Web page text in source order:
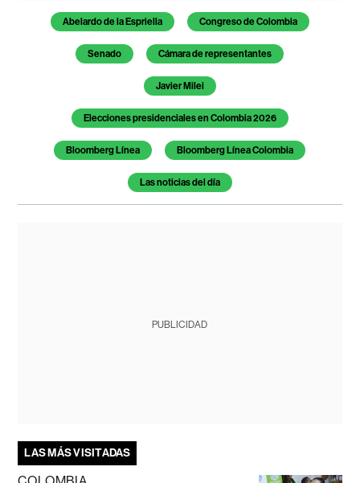
Temas de este artículo
Abelardo de la Espriella Congreso de Colombia
Senado Cámara de representantes
Javier Milei
Elecciones presidenciales en Colombia 2026
Bloomberg Línea Bloomberg Línea Colombia
Las noticias del día
PUBLICIDAD
LAS MÁS VISITADAS